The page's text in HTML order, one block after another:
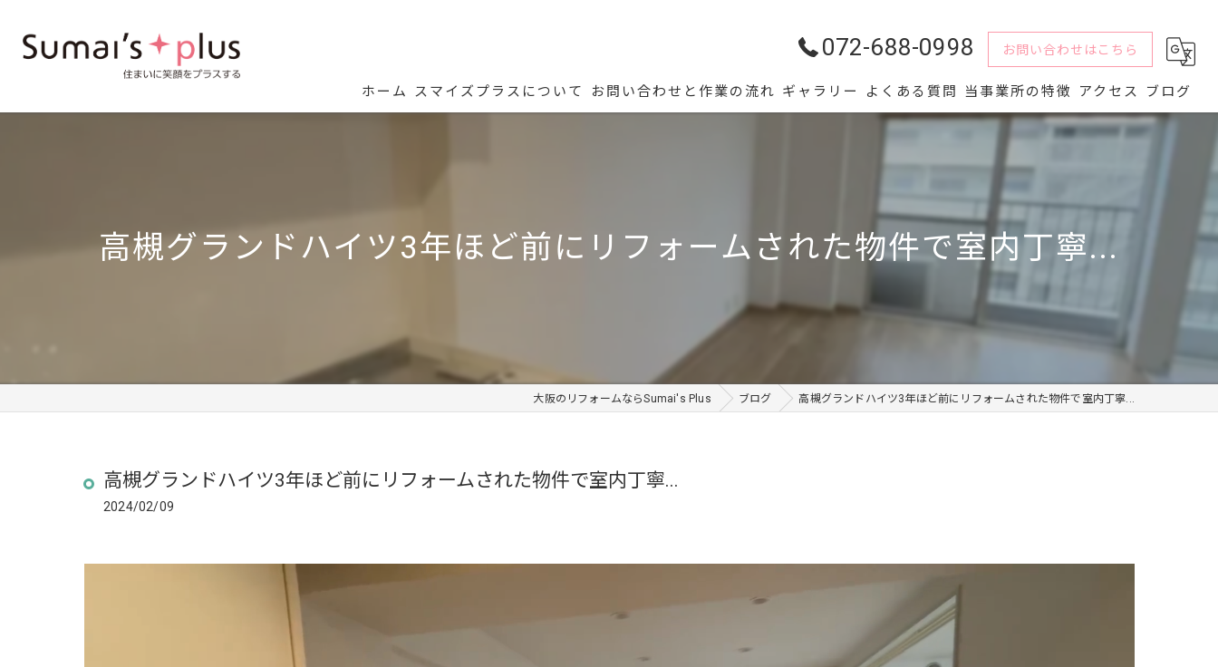
072-688-0998 お問い合わせはこちら
ホーム スマイズプラスについて お問い合わせと作業の流れ ギャラリー よくある質問 当事業所の特徴
解体
内装
外壁
アクセス ブログ
高槻グランドハイツ3年ほど前にリフォームされた物件で室内丁寧...
大阪のリフォームならSumai's Plus ブログ 高槻グランドハイツ3年ほど前にリフォームされた物件で室内丁寧...
高槻グランドハイツ3年ほど前にリフォームされた物件で室内丁寧...
2024/02/09